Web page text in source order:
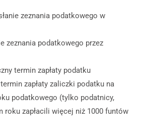
zeznania podatkowego w
zeznania podatkowego przez
termin zapłaty podatku
zapłaty zaliczki podatku na
podatkowego (tylko podatnicy,
roku zapłacili więcej niż 1000 funtów